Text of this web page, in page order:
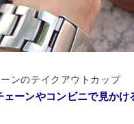
ンのテイクアウトカップ
ェーンやコンビニで見か